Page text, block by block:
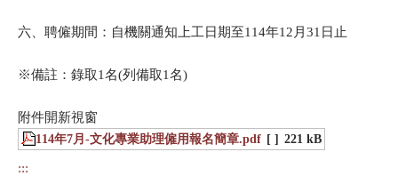
六、聘僱期間：自機關通知上工日期至114年12月31日止
※備註：錄取1名(列備取1名)
附件開新視窗
114年7月-文化專業助理僱用報名簡章.pdf [ ] 221 kB
:::